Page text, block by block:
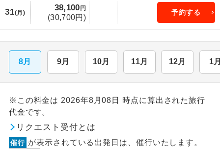
31(月)
38,100 円
(30,700円)
予約する
8月 9月 10月 11月 12月 1
※この料金は 2026年8月08日 時点に算出された旅行
代金です。
リクエスト受付とは
催行 が表示されている出発日は、催行いたします。